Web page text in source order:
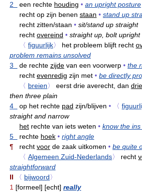
2
een rechte houding • an upright posture
recht op zijn benen staan • stand up
recht zitten/staan • sit/stand up straight
recht overeind • straight up, bolt upright
〈 figuurlijk〉 het probleem blijft recht
problem remains unsolved
3
de rechte zijde van een voorwerp • the
recht evenredig zijn met • be directly
〈 breien〉 eerst drie averecht, dan drie
then three plain
4
op het rechte pad zijn/blijven • 〈
straight and narrow
het rechte van iets weten • know the
5
rechte hoek • right angle
¶ recht voor de zaak uitkomen • be quite
〈 Algemeen Zuid-Nederlands〉 recht
straightforward
II
〈 bijwoord〉
1 [formeel] [echt] really